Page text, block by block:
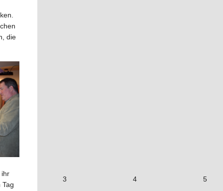
die
ihr
3 4 5